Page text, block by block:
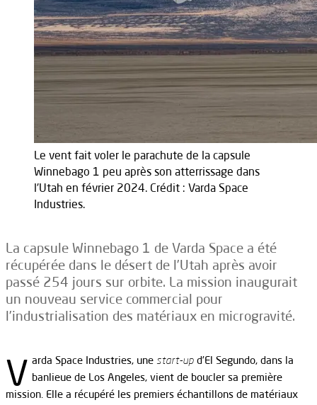
Le vent fait voler le parachute de la capsule
Winnebago 1 peu après son atterrissage dans
l'Utah en février 2024. Crédit : Varda Space
Industries.
La capsule Winnebago 1 de Varda Space a été
récupérée dans le désert de l’Utah après avoir
passé 254 jours sur orbite. La mission inaugurait
un nouveau service commercial pour
l’industrialisation des matériaux en microgravité.
V arda Space Industries, une start-upd’El Segundo, dans la
banlieue de Los Angeles, vient de boucler sa première
mission. Elle a récupéré les premiers échantillons de matériaux